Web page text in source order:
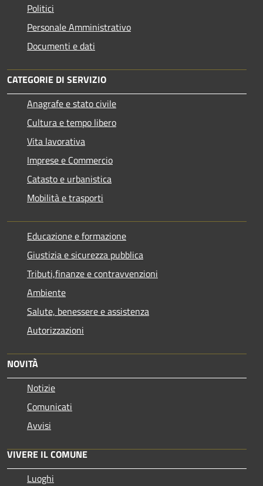
Politici
Personale Amministrativo
Documenti e dati
CATEGORIE DI SERVIZIO
Anagrafe e stato civile
Cultura e tempo libero
Vita lavorativa
Imprese e Commercio
Catasto e urbanistica
Mobilità e trasporti
Educazione e formazione
Giustizia e sicurezza pubblica
Tributi,finanze e contravvenzioni
Ambiente
Salute, benessere e assistenza
Autorizzazioni
NOVITÀ
Notizie
Comunicati
Avvisi
VIVERE IL COMUNE
Luoghi